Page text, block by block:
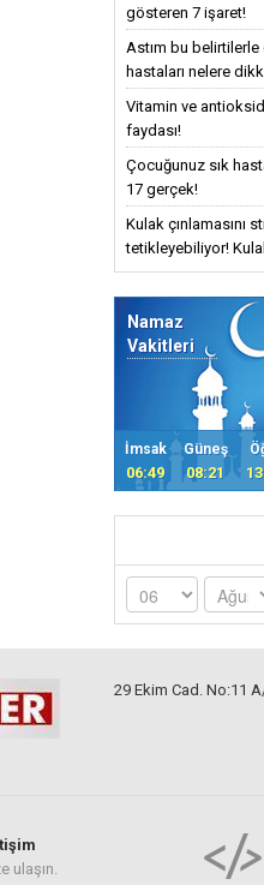
gösteren 7 işaret!
Astım bu belirtilerle
hastaları nelere
Vitamin ve
faydası!
Çocuğunuz sık
17 gerçek!
Kulak çınlamasını
tetikleyebiliyor!
Namaz
Vakitleri
İmsak Güneş
06:49 08:21
29 Ekim Cad. No:11
ulaşın.